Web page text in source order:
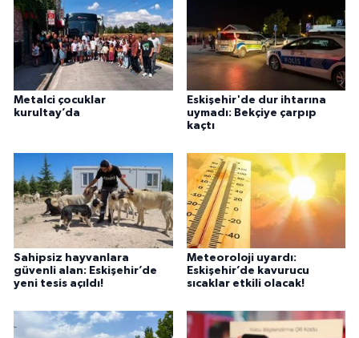
Metalci çocuklar
kurultay’da
Eskişehir'de dur ihtarına
uymadı: Bekçiye çarpıp
kaçtı
Sahipsiz hayvanlara
güvenli alan: Eskişehir’de
yeni tesis açıldı!
Meteoroloji uyardı:
Eskişehir’de kavurucu
sıcaklar etkili olacak!